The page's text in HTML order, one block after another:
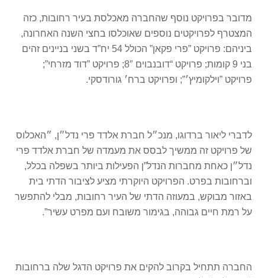
מדובר בפרויקט נוסף שהחברה מאכלסת בעיר רחובות, כזה
המצטרף לפרויקטים נוספים שאוכלסו בחצי השנה האחרונה,
ביניהם: פרויקט ”פרי פקאן” הכולל 54 יח”ד בשני בניינים זהים
בני 9 קומות; פרויקט “דובנבוים 8″; פרויקט ”דוד מזרחי”;
פרויקט ”וילקומיץ׳”; ופרויקט ברח׳ גורודסקי.
לדברי ליאור ברדוגו, מנכ״ל חברת אלדד פרי נדל״ן, ״האכלוס
של פרויקט זה ממשיך לבסס את מעמדה של חברת אלדד פרי
נדל״ן כאחת מחברות הנדל”ן הפעילות ביותר בשפלה בכלל,
וברחובות בפרט. הפרויקט היוקרתי מציע לציבור הדתי בית
באזור מבוקש, במעוזה הדתי של העיר רחובות, מבלי להתפשר
על רמת חיים גבוהה, בגימור משובח ועם מפרט עשיר”.
החברה תתחיל בקרוב להקים את פרויקט הדגל שלה ברחובות